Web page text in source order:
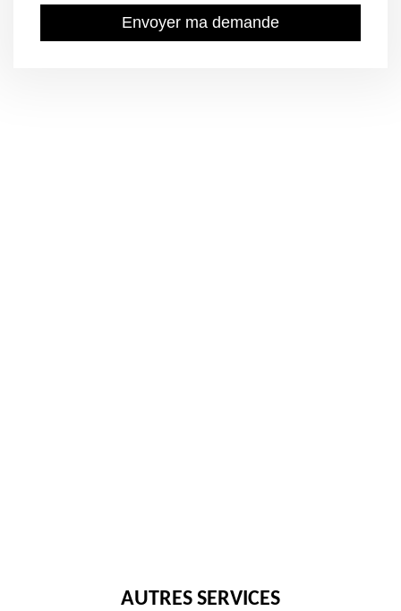
AUTRES SERVICES